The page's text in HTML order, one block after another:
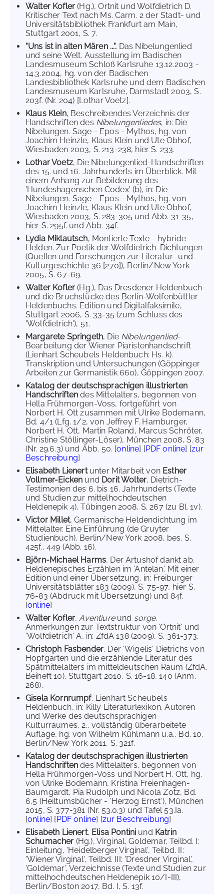
Walter Kofler(Hg.), Ortnit und Wolfdietrich D.
Kritischer Text nach Ms. Carm. 2 der Stadt- und
Universitätsbibliothek Frankfurt am Main,
Stuttgart 2001, S. 7.
"Uns ist in alten Mären ...". Das Nibelungenlied
und seine Welt. Ausstellung im Badischen
Landesmuseum Schloß Karlsruhe 13.12.2003 -
14.3.2004, hg. von der Badischen
Landesbibliothek Karlsruhe und dem Badischen
Landesmuseum Karlsruhe, Darmstadt 2003, S.
203f. (Nr. 204) [Lothar Voetz].
Klaus Klein, Beschreibendes Verzeichnis der
Handschriften des Nibelungenliedes, in: Die
Nibelungen. Sage - Epos - Mythos, hg. von
Joachim Heinzle, Klaus Klein und Ute Obhof,
Wiesbaden 2003, S. 213-238, hier S. 233.
Lothar Voetz, Die Nibelungenlied-Handschriften
des 15. und 16. Jahrhunderts im Überblick. Mit
einem Anhang zur Bebilderung des
'Hundeshagenschen Codex' (b), in: Die
Nibelungen. Sage - Epos - Mythos, hg. von
Joachim Heinzle, Klaus Klein und Ute Obhof,
Wiesbaden 2003, S. 283-305 und Abb. 31-35,
hier S. 295f. und Abb. 34f.
Lydia Miklautsch, Montierte Texte - hybride
Helden. Zur Poetik der Wolfdietrich-Dichtungen
(Quellen und Forschungen zur Literatur- und
Kulturgeschichte 36 [270]), Berlin/New York
2005, S. 67-69.
Walter Kofler(Hg.), Das Dresdener Heldenbuch
und die Bruchstücke des Berlin-Wolfenbüttler
Heldenbuchs. Edition und Digitalfaksimile,
Stuttgart 2006, S. 33-35 (zum Schluss des
'Wolfdietrich'), 51.
Margarete Springeth, Die Nibelungenlied-
Bearbeitung der Wiener Piaristenhandschrift
(Lienhart Scheubels Heldenbuch: Hs. k).
Transkription und Untersuchungen (Göppinger
Arbeiten zur Germanistik 660), Göppingen 2007.
Katalog der deutschsprachigen illustrierten
Handschriften des Mittelalters, begonnen von
Hella Frühmorgen-Voss, fortgeführt von
Norbert H. Ott zusammen mit Ulrike Bodemann,
Bd. 4/1 (Lfg. 1/2, von Jeffrey F. Hamburger,
Norbert H. Ott, Martin Roland, Marcus Schröter,
Christine Stöllinger-Löser), München 2008, S. 83
(Nr. 29.6.3) und Abb. 50. [online] [PDF online] [zur
Beschreibung]
Elisabeth Lienertunter Mitarbeit von Esther
Vollmer-Eicken und Dorit Wolter, Dietrich-
Testimonien des 6. bis 16. Jahrhunderts (Texte
und Studien zur mittelhochdeutschen
Heldenepik 4), Tübingen 2008, S. 267 (zu Bl. 1v).
Victor Millet, Germanische Heldendichtung im
Mittelalter. Eine Einführung (de Gruyter
Studienbuch), Berlin/New York 2008, bes. S.
425f., 449 (Abb. 16).
Björn-Michael Harms, Der Artushof dankt ab.
Heldenepisches Erzählen im 'Antelan'. Mit einer
Edition und einer Übersetzung, in: Freiburger
Universitätsblätter 183 (2009), S. 75-97, hier S.
76-83 (Abdruck mit Übersetzung) und 84f.
[online]
Walter Kofler,Aventiureund sorge.
Anmerkungen zur Textstruktur von 'Ortnit' und
'Wolfdietrich' A, in: ZfdA 138 (2009), S. 361-373.
Christoph Fasbender, Der 'Wigelis' Dietrichs von
Hopfgarten und die erzählende Literatur des
Spätmittelalters im mitteldeutschen Raum (ZfdA.
Beiheft 10), Stuttgart 2010, S. 16-18, 140 (Anm.
268).
Gisela Kornrumpf, Lienhart Scheubels
Heldenbuch, in: Killy Literaturlexikon. Autoren
und Werke des deutschsprachigen
Kulturraumes, 2., vollständig überarbeitete
Auflage, hg. von Wilhelm Kühlmann u.a., Bd. 10,
Berlin/New York 2011, S. 321f.
Katalog der deutschsprachigen illustrierten
Handschriften des Mittelalters, begonnen von
Hella Frühmorgen-Voss und Norbert H. Ott, hg.
von Ulrike Bodemann, Kristina Freienhagen-
Baumgardt, Pia Rudolph und Nicola Zotz, Bd.
6,5 (Heiltumsbücher - 'Herzog Ernst'), München
2015, S. 377-381 (Nr. 53.0.3) und Tafel 53.Ia.
[online] [PDF online] [zur Beschreibung]
Elisabeth Lienert, Elisa Pontini und Katrin
Schumacher (Hg.), Virginal, Goldemar, Teilbd. I:
Einleitung, 'Heidelberger Virginal', Teilbd. II:
'Wiener Virginal', Teilbd. III: 'Dresdner Virginal',
'Goldemar', Verzeichnisse (Texte und Studien zur
mittelhochdeutschen Heldenepik 10/I-III),
Berlin/Boston 2017, Bd. I, S. 13f.